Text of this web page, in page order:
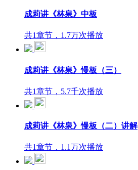
成莉讲《林泉》中板
共1章节，1.7万次播放
成莉讲《林泉》慢板（三）
共1章节，5.7千次播放
成莉讲《林泉》慢板（二）讲解
共1章节，1.1万次播放